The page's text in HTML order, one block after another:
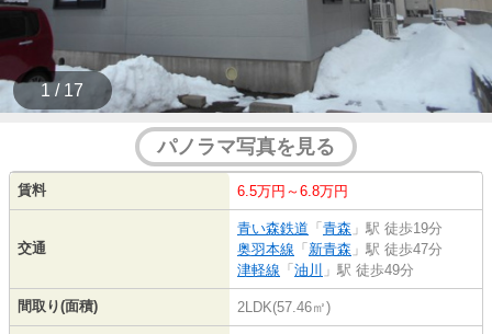
1 / 17
パノラマ写真を見る
賃料 6.5万円～6.8万円
交通
青い森鉄道 「 青森 」駅 徒歩19分
奥羽本線 「 新青森 」駅 徒歩47分
津軽線 「 油川 」駅 徒歩49分
間取り(面積) 2LDK(57.46㎡)